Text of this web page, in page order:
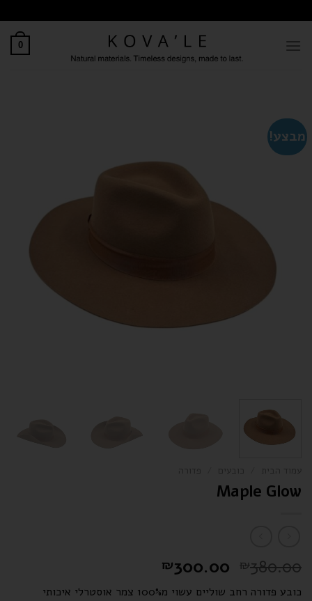
0
מבצע!
Maple Glow
₪380.00
₪300.00
כובע פדורה רחב שוליים עשוי מ100% צמר אוסטרלי איכותי